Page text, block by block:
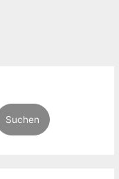
Suchen